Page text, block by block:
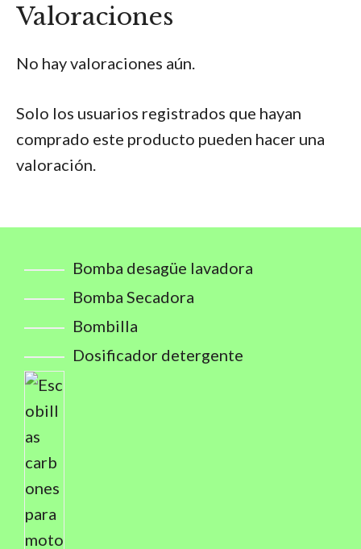
Valoraciones
No hay valoraciones aún.
Solo los usuarios registrados que hayan
comprado este producto pueden hacer una
valoración.
Bomba desagüe lavadora
Bomba Secadora
Bombilla
Dosificador detergente